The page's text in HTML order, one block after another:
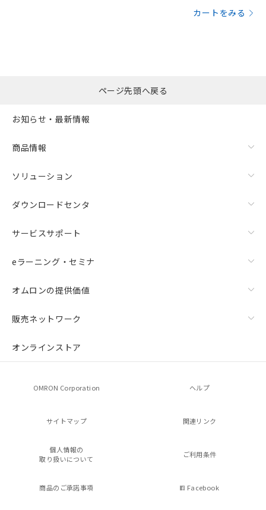
カートをみる
ページ先頭へ戻る
お知らせ・最新情報
商品情報
ソリューション
ダウンロードセンタ
サービスサポート
eラーニング・セミナ
オムロンの提供価値
販売ネットワーク
オンラインストア
OMRON Corporation ヘルプ
サイトマップ 関連リンク
個人情報の
取り扱いについて
ご利用条件
商品のご承諾事項 Facebook